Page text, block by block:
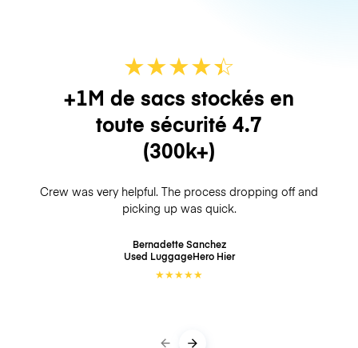
★★★★☆
★
+1M de sacs stockés en
toute sécurité 4.7
(300k+)
Crew was very helpful. The process dropping off and
picking up was quick.
Bernadette Sanchez
Used LuggageHero Hier
★★★★★